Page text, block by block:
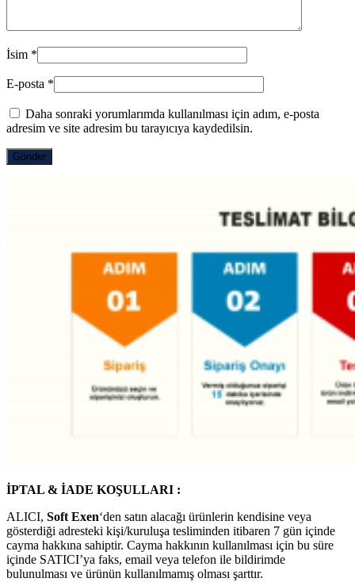
İsim *
E-posta *
Daha sonraki yorumlarımda kullanılması için adım, e-posta
adresim ve site adresim bu tarayıcıya kaydedilsin.
İPTAL & İADE KOŞULLARI :
ALICI, Soft Exen‘den satın alacağı ürünlerin kendisine veya
gösterdiği adresteki kişi/kuruluşa tesliminden itibaren 7 gün içinde
cayma hakkına sahiptir. Cayma hakkının kullanılması için bu süre
içinde SATICI’ya faks, email veya telefon ile bildirimde
bulunulması ve ürünün kullanılmamış olması şarttır.